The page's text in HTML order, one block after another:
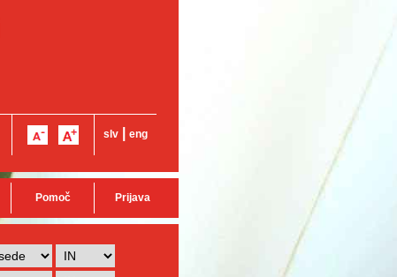
slv eng
Pomoč Prijava